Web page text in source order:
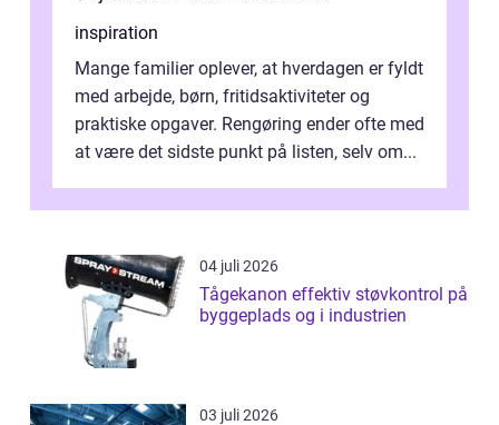
inspiration
Mange familier oplever, at hverdagen er fyldt
med arbejde, børn, fritidsaktiviteter og
praktiske opgaver. Rengøring ender ofte med
at være det sidste punkt på listen, selv om...
04 juli 2026
Tågekanon effektiv støvkontrol på
byggeplads og i industrien
03 juli 2026